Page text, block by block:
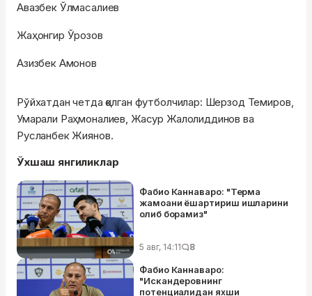
Авазбек Ўлмасалиев
Жаҳонгир Ўрозов
Азизбек Амонов
Рўйхатдан четда қолган футболчилар: Шерзод Темиров,
Умарали Раҳмоналиев, Жасур Жалолиддинов ва
Русланбек Жиянов.
Ўхшаш янгиликлар
Фабио Каннаваро: "Терма
жамоани ёшартириш ишларини
олиб борамиз"
5 авг, 14:11 8
Фабио Каннаваро:
"Искандеровнинг
потенциалидан яхши